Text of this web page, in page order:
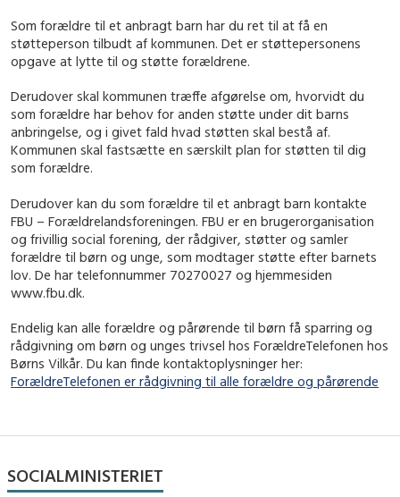
Som forældre til et anbragt barn har du ret til at få en
støtteperson tilbudt af kommunen. Det er støttepersonens
opgave at lytte til og støtte forældrene.
Derudover skal kommunen træffe afgørelse om, hvorvidt du
som forældre har behov for anden støtte under dit barns
anbringelse, og i givet fald hvad støtten skal bestå af.
Kommunen skal fastsætte en særskilt plan for støtten til dig
som forældre.
Derudover kan du som forældre til et anbragt barn kontakte
FBU – Forældrelandsforeningen. FBU er en brugerorganisation
og frivillig social forening, der rådgiver, støtter og samler
forældre til børn og unge, som modtager støtte efter barnets
lov. De har telefonnummer 70270027 og hjemmesiden
www.fbu.dk.
Endelig kan alle forældre og pårørende til børn få sparring og
rådgivning om børn og unges trivsel hos ForældreTelefonen hos
Børns Vilkår. Du kan finde kontaktoplysninger her:
ForældreTelefonen er rådgivning til alle forældre og pårørende
SOCIALMINISTERIET